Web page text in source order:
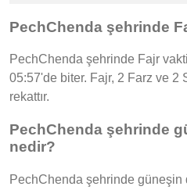
PechChenda şehrinde
PechChenda şehrinde Fajr
05:57'de biter. Fajr, 2 Farz ve 2
rekattır.
PechChenda şehrinde
nedir?
PechChenda şehrinde